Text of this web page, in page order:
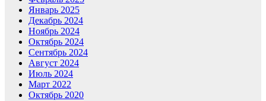
Январь 2025
Декабрь 2024
Ноябрь 2024
Октябрь 2024
Сентябрь 2024
Август 2024
Июль 2024
Март 2022
Октябрь 2020